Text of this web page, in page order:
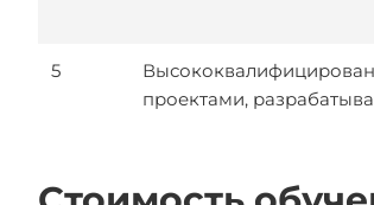
5
проектами,